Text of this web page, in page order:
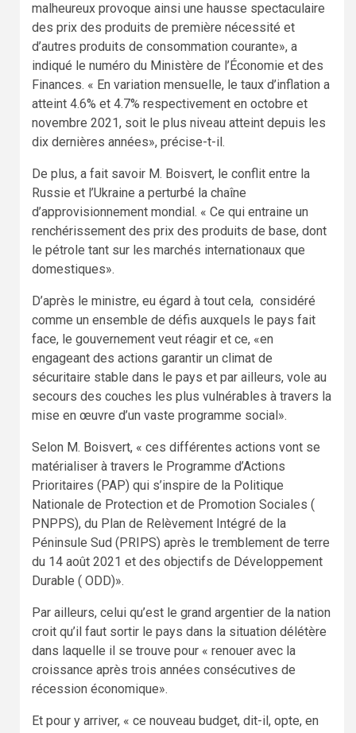
malheureux provoque ainsi une hausse spectaculaire
des prix des produits de première nécessité et
d’autres produits de consommation courante», a
indiqué le numéro du Ministère de l’Économie et des
Finances. « En variation mensuelle, le taux d’inflation a
atteint 4.6% et 4.7% respectivement en octobre et
novembre 2021, soit le plus niveau atteint depuis les
dix dernières années», précise-t-il.
De plus, a fait savoir M. Boisvert, le conflit entre la
Russie et l’Ukraine a perturbé la chaîne
d’approvisionnement mondial. « Ce qui entraine un
renchérissement des prix des produits de base, dont
le pétrole tant sur les marchés internationaux que
domestiques».
D’après le ministre, eu égard à tout cela, considéré
comme un ensemble de défis auxquels le pays fait
face, le gouvernement veut réagir et ce, «en
engageant des actions garantir un climat de
sécuritaire stable dans le pays et par ailleurs, vole au
secours des couches les plus vulnérables à travers la
mise en œuvre d’un vaste programme social».
Selon M. Boisvert, « ces différentes actions vont se
matérialiser à travers le Programme d’Actions
Prioritaires (PAP) qui s’inspire de la Politique
Nationale de Protection et de Promotion Sociales (
PNPPS), du Plan de Relèvement Intégré de la
Péninsule Sud (PRIPS) après le tremblement de terre
du 14 août 2021 et des objectifs de Développement
Durable ( ODD)».
Par ailleurs, celui qu’est le grand argentier de la nation
croit qu’il faut sortir le pays dans la situation délétère
dans laquelle il se trouve pour « renouer avec la
croissance après trois années consécutives de
récession économique».
Et pour y arriver, « ce nouveau budget, dit-il, opte, en